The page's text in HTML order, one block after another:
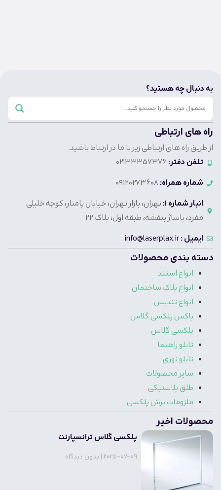
به دنبال چه هستید؟
راه های ارتباطی
از طریق راه های ارتباطی زیر با ما در ارتباط باشید.
تلفن دفتر: 02133357376
شماره همراه: 09120273608
انبار شماره 1:
تهران، بازار تهران، خیابان پامنار، کوچه خلیلی
مفرد، پاساژ بنفشه، طبقه اول، پلاک 22
ایمیل :info@laserplax.ir
دسته بندی محصولات
انواع استند
انواع پلاک ساختمان
انواع تندیس
باکس پلکسی گلاس
پلکسی گلاس
تابلو راهنما
تابلو نوری
سایر محصولات
طلق پلاستیکی
ملزومات برش پلکسی
محصولات اخیر
پلکسی گلاس ترانسپارنت
2025-07-09 بدون دیدگاه